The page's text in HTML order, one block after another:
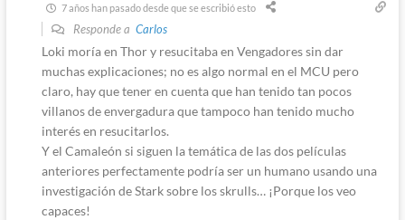
7 años han pasado desde que se escribió esto
Responde a Carlos
Loki moría en Thor y resucitaba en Vengadores sin dar
muchas explicaciones; no es algo normal en el MCU pero
claro, hay que tener en cuenta que han tenido tan pocos
villanos de envergadura que tampoco han tenido mucho
interés en resucitarlos.
Y el Camaleón si siguen la temática de las dos películas
anteriores perfectamente podría ser un humano usando una
investigación de Stark sobre los skrulls… ¡Porque los veo
capaces!